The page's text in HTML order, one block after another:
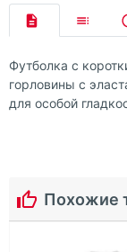
Футболка с
горловины с
для особой
Похожие